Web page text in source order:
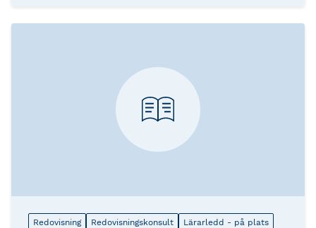
Redovisning Redovisningskonsult
Lärarledd - på plats